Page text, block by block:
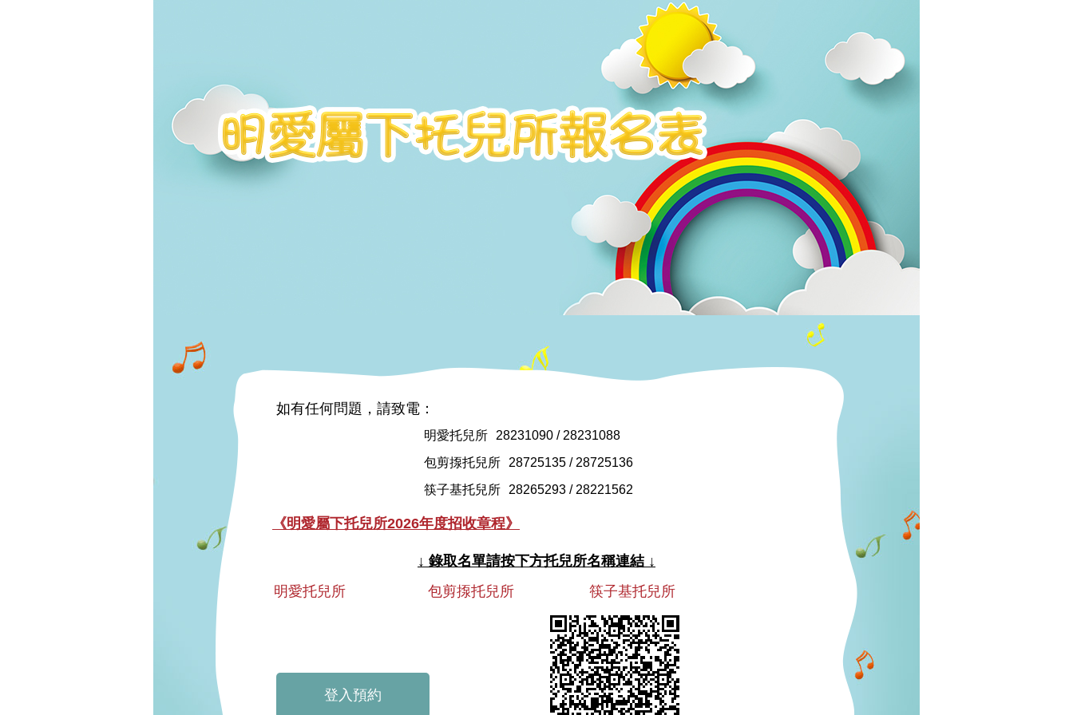
如有任何問題，請致電：
明愛托兒所
28231090 / 28231088
包剪揼托兒所
28725135 / 28725136
筷子基托兒所
28265293 / 28221562
《明愛屬下托兒所2026年度招收章程》
↓ 錄取名單請按下方托兒所名稱連結 ↓
明愛托兒所
包剪揼托兒所 筷子基托兒所
登入預約